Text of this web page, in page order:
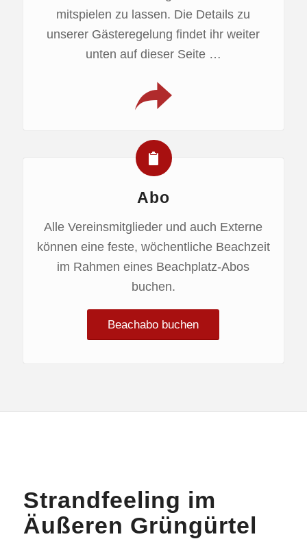
mitspielen zu lassen. Die Details zu
unserer Gästeregelung findet ihr weiter
unten auf dieser Seite …
Abo
Alle Vereinsmitglieder und auch Externe
können eine feste, wöchentliche Beachzeit
im Rahmen eines Beachplatz-Abos
buchen.
Beachabo buchen
Strandfeeling im
Äußeren Grüngürtel